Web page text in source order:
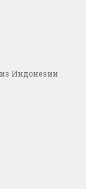
Индонезии